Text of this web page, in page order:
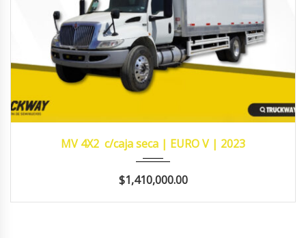
MV 4X2 c/caja seca | EURO V | 2023
$1,410,000.00